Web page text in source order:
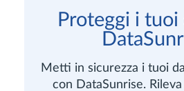
Proteggi i
Metti in sicurezza i tuoi
con DataSunrise.